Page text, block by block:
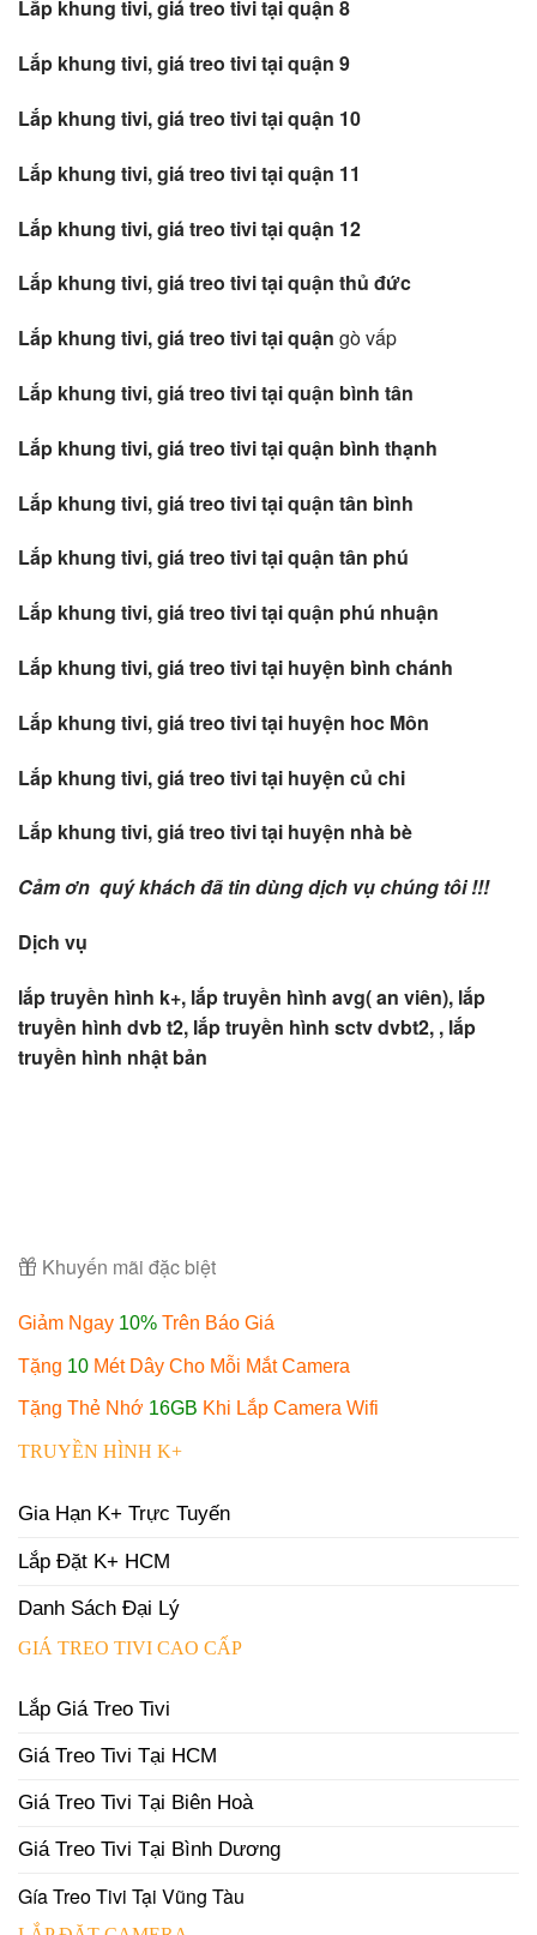
Lắp khung tivi, giá treo tivi tại quận 8
Lắp khung tivi, giá treo tivi tại quận 9
Lắp khung tivi, giá treo tivi tại quận 10
Lắp khung tivi, giá treo tivi tại quận 11
Lắp khung tivi, giá treo tivi tại quận 12
Lắp khung tivi, giá treo tivi tại quận thủ đức
Lắp khung tivi, giá treo tivi tại quận gò vấp
Lắp khung tivi, giá treo tivi tại quận bình tân
Lắp khung tivi, giá treo tivi tại quận bình thạnh
Lắp khung tivi, giá treo tivi tại quận tân bình
Lắp khung tivi, giá treo tivi tại quận tân phú
Lắp khung tivi, giá treo tivi tại quận phú nhuận
Lắp khung tivi, giá treo tivi tại huyện bình chánh
Lắp khung tivi, giá treo tivi tại huyện hoc Môn
Lắp khung tivi, giá treo tivi tại huyện củ chi
Lắp khung tivi, giá treo tivi tại huyện nhà bè
Cảm ơn quý khách đã tin dùng dịch vụ chúng tôi !!!
Dịch vụ
lắp truyền hình k+, lắp truyền hình avg( an viên), lắp
truyền hình dvb t2, lắp truyền hình sctv dvbt2, , lắp
truyền hình nhật bản
Khuyến mãi đặc biệt
Giảm Ngay 10% Trên Báo Giá
Tặng 10 Mét Dây Cho Mỗi Mắt Camera
Tặng Thẻ Nhớ 16GB Khi Lắp Camera Wifi
TRUYỀN HÌNH K+
Gia Hạn K+ Trực Tuyến
Lắp Đặt K+ HCM
Danh Sách Đại Lý
GIÁ TREO TIVI CAO CẤP
Lắp Giá Treo Tivi
Giá Treo Tivi Tại HCM
Giá Treo Tivi Tại Biên Hoà
Giá Treo Tivi Tại Bình Dương
Gía Treo Tivi Tại Vũng Tàu